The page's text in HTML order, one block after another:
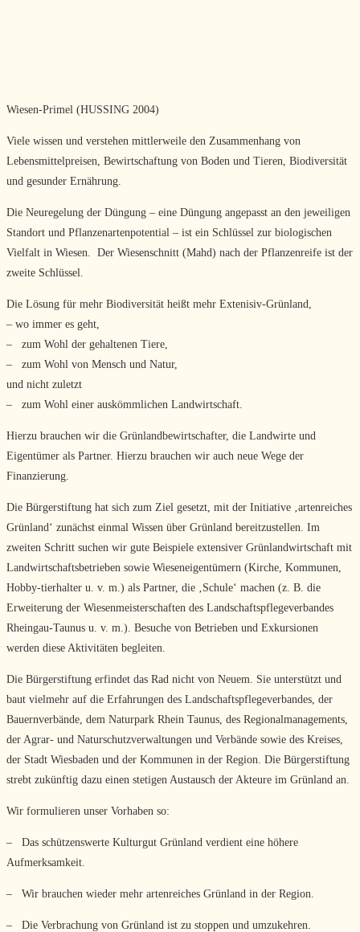
Wiesen-Primel (HUSSING 2004)
Viele wissen und verstehen mittlerweile den Zusammenhang von
Lebensmittelpreisen, Bewirtschaftung von Boden und Tieren, Biodiversität
und gesunder Ernährung.
Die Neuregelung der Düngung – eine Düngung angepasst an den jeweiligen
Standort und Pflanzenartenpotential – ist ein Schlüssel zur biologischen
Vielfalt in Wiesen. Der Wiesenschnitt (Mahd) nach der Pflanzenreife ist der
zweite Schlüssel.
Die Lösung für mehr Biodiversität heißt mehr Extenisiv-Grünland,
– wo immer es geht,
– zum Wohl der gehaltenen Tiere,
– zum Wohl von Mensch und Natur,
und nicht zuletzt
– zum Wohl einer auskömmlichen Landwirtschaft.
Hierzu brauchen wir die Grünlandbewirtschafter, die Landwirte und
Eigentümer als Partner. Hierzu brauchen wir auch neue Wege der
Finanzierung.
Die Bürgerstiftung hat sich zum Ziel gesetzt, mit der Initiative ‚artenreiches
Grünland‘ zunächst einmal Wissen über Grünland bereitzustellen. Im
zweiten Schritt suchen wir gute Beispiele extensiver Grünlandwirtschaft mit
Landwirtschaftsbetrieben sowie Wieseneigentümern (Kirche, Kommunen,
Hobby-tierhalter u. v. m.) als Partner, die ‚Schule‘ machen (z. B. die
Erweiterung der Wiesenmeisterschaften des Landschaftspflegeverbandes
Rheingau-Taunus u. v. m.). Besuche von Betrieben und Exkursionen
werden diese Aktivitäten begleiten.
Die Bürgerstiftung erfindet das Rad nicht von Neuem. Sie unterstützt und
baut vielmehr auf die Erfahrungen des Landschaftspflegeverbandes, der
Bauernverbände, dem Naturpark Rhein Taunus, des Regionalmanagements,
der Agrar- und Naturschutzverwaltungen und Verbände sowie des Kreises,
der Stadt Wiesbaden und der Kommunen in der Region. Die Bürgerstiftung
strebt zukünftig dazu einen stetigen Austausch der Akteure im Grünland an.
Wir formulieren unser Vorhaben so:
– Das schützenswerte Kulturgut Grünland verdient eine höhere
Aufmerksamkeit.
– Wir brauchen wieder mehr artenreiches Grünland in der Region.
– Die Verbrachung von Grünland ist zu stoppen und umzukehren.